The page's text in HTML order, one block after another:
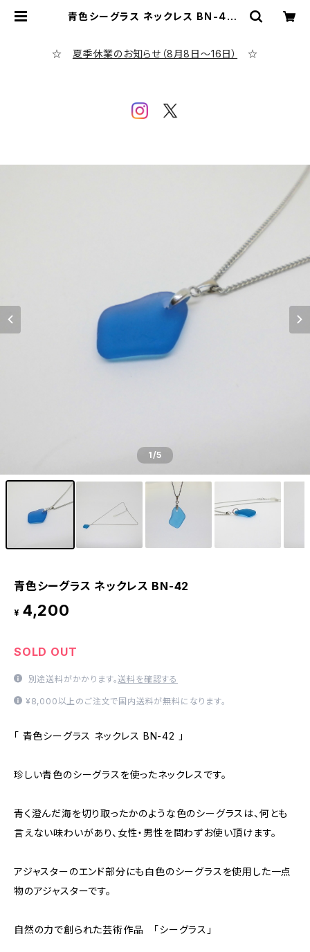
青色シーグラス ネックレス BN-42 |
☆ 夏季休業のお知らせ（8月8日～16日） ☆
1/5
青色シーグラス ネックレス BN-42
¥ 4,200
SOLD OUT
別途送料がかかります。送料を確認する
¥8,000以上のご注文で国内送料が無料になります。
「 青色シーグラス ネックレス BN-42 」
珍しい青色のシーグラスを使ったネックレスです。
青く澄んだ海を切り取ったかのような色のシーグラスは、何とも
言えない味わいがあり、女性・男性を問わずお使い頂けます。
アジャスターのエンド部分にも白色のシーグラスを使用した一点
物のアジャスターです。
自然の力で創られた芸術作品 「シーグラス」